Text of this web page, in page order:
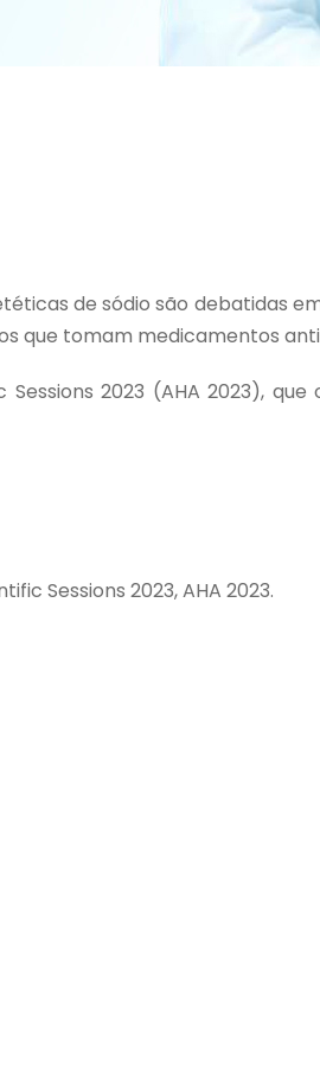
de sódio são debatidas
que tomam medicamentos
2023 (AHA 2023),
Sessions 2023, AHA 2023.